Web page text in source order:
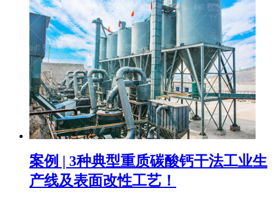
案例 | 3种典型重质碳酸钙干法工业生
产线及表面改性工艺！